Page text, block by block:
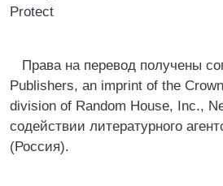
Protect
Права на перевод получены
Publishers, an imprint of the
division of Random House, Inc.,
содействии литературного
(Россия).